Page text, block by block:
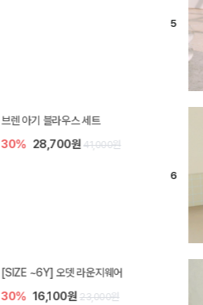
렌디 아기 라운지웨어
30% 14,700원 21,000원
[SIZE ~6Y] 로미나 라운지 셋업
30% 20,300원 29,000원